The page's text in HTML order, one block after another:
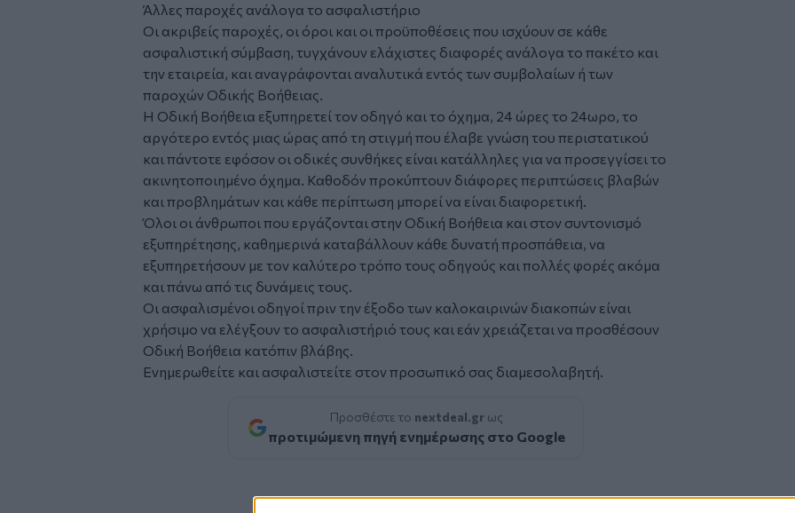
Άλλες παροχές ανάλογα το ασφαλιστήριο
Οι ακριβείς παροχές, οι όροι και οι προϋποθέσεις που ισχύουν σε κάθε
ασφαλιστική σύμβαση, τυγχάνουν ελάχιστες διαφορές ανάλογα το πακέτο και
την εταιρεία, και αναγράφονται αναλυτικά εντός των συμβολαίων ή των
παροχών Οδικής Βοήθειας.
Η Οδική Βοήθεια εξυπηρετεί τον οδηγό και το όχημα, 24 ώρες το 24ωρο, το
αργότερο εντός μιας ώρας από τη στιγμή που έλαβε γνώση του περιστατικού
και πάντοτε εφόσον οι οδικές συνθήκες είναι κατάλληλες για να προσεγγίσει το
ακινητοποιημένο όχημα. Καθοδόν προκύπτουν διάφορες περιπτώσεις βλαβών
και προβλημάτων και κάθε περίπτωση μπορεί να είναι διαφορετική.
Όλοι οι άνθρωποι που εργάζονται στην Οδική Βοήθεια και στον συντονισμό
εξυπηρέτησης, καθημερινά καταβάλλουν κάθε δυνατή προσπάθεια, να
εξυπηρετήσουν με τον καλύτερο τρόπο τους οδηγούς και πολλές φορές ακόμα
και πάνω από τις δυνάμεις τους.
Οι ασφαλισμένοι οδηγοί πριν την έξοδο των καλοκαιρινών διακοπών είναι
χρήσιμο να ελέγξουν το ασφαλιστήριό τους και εάν χρειάζεται να προσθέσουν
Οδική Βοήθεια κατόπιν βλάβης.
Ενημερωθείτε και ασφαλιστείτε στον προσωπικό σας διαμεσολαβητή.
Προσθέστε το nextdeal.grως
προτιμώμενη πηγή ενημέρωσης στο Google